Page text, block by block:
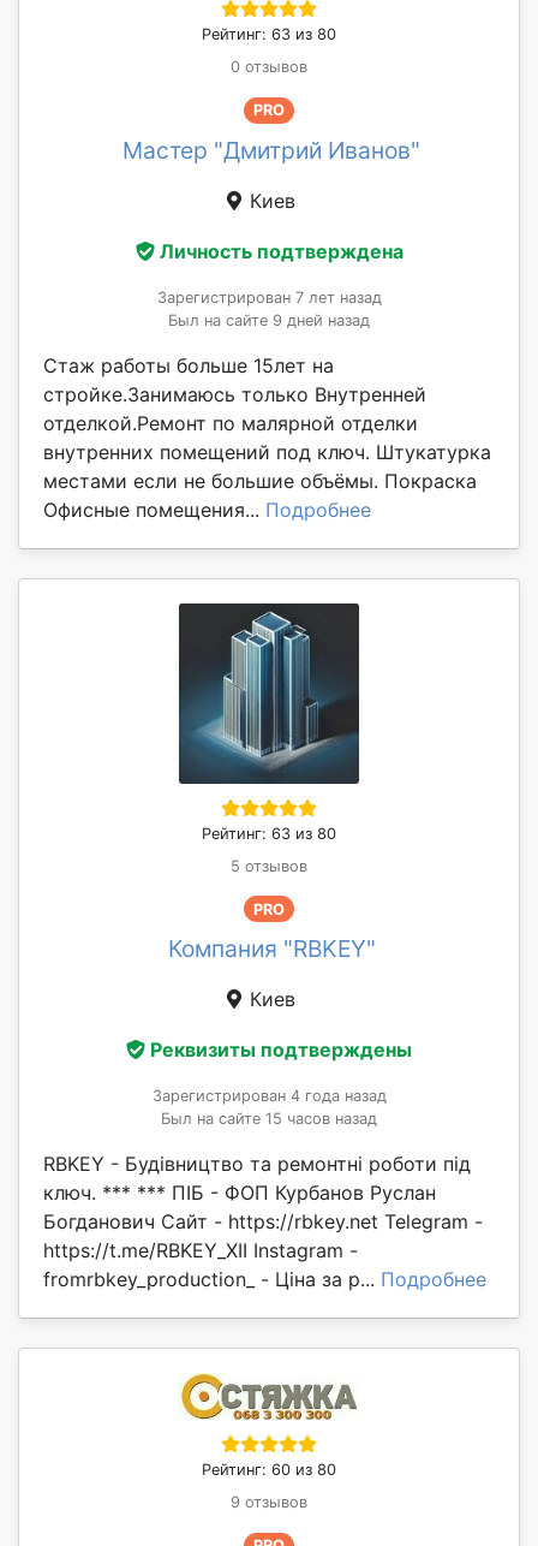
Рейтинг: 63 из 80
0 отзывов
PRO
Мастер "Дмитрий Иванов"
Киев
Личность подтверждена
Зарегистрирован 7 лет назад
Был на сайте 9 дней назад
Стаж работы больше 15лет на
стройке.Занимаюсь только Внутренней
отделкой.Ремонт по малярной отделки
внутренних помещений под ключ. Штукатурка
местами если не большие объёмы. Покраска
Офисные помещения... Подробнее
Рейтинг: 63 из 80
5 отзывов
PRO
Компания "RBKEY"
Киев
Реквизиты подтверждены
Зарегистрирован 4 года назад
Был на сайте 15 часов назад
RBKEY - Будівництво та ремонтні роботи під
ключ. *** *** ПІБ - ФОП Курбанов Руслан
Богданович Сайт - https://rbkey.net Telegram -
https://t.me/RBKEY_XII Instagram -
fromrbkey_production_ - Ціна за р... Подробнее
Рейтинг: 60 из 80
9 отзывов